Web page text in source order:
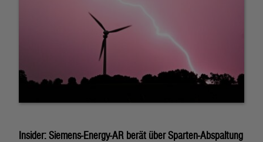
Insider: Siemens-Energy-AR berät über Sparten-Abspaltung